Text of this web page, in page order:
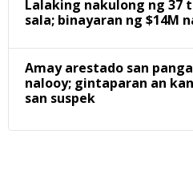
Lalaking nakulong ng 37
sala; binayaran ng $14M
Amay arestado san
nalooy; gintaparan an
san suspek